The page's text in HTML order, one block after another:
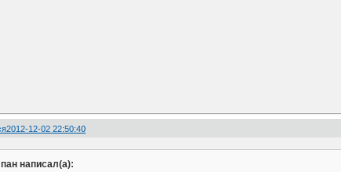
2012-12-02 22:50:40
написал(а):